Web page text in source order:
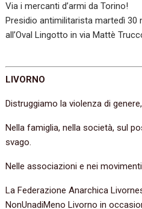
Via i mercanti d’armi da Torino!
Presidio antimilitarista martedì 30
all’Oval Lingotto in via Mattè
LIVORNO
Distruggiamo la violenza di
Nella famiglia, nella società, sul
svago.
Nelle associazioni e nei
La Federazione Anarchica
NonUnadiMeno Livorno in